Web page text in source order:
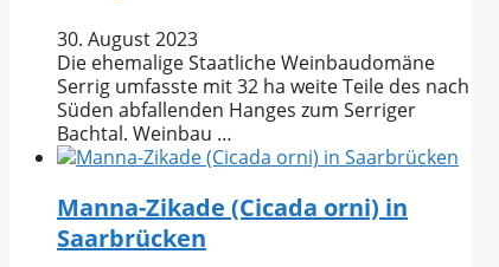
30. August 2023
Die ehemalige Staatliche Weinbaudomäne
Serrig umfasste mit 32 ha weite Teile des nach
Süden abfallenden Hanges zum Serriger
Bachtal. Weinbau …
Manna-Zikade (Cicada orni) in
Saarbrücken